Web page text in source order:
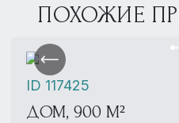
ПОХОЖИЕ
ДОМ, 900 М²
ID 117425